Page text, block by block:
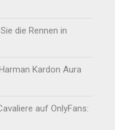
die Rennen in
Kardon Aura
auf OnlyFans: